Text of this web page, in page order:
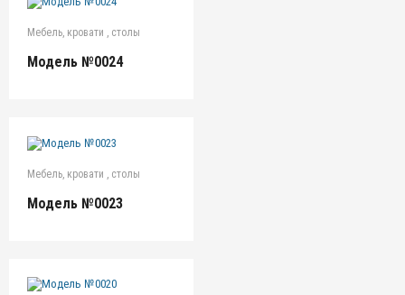
Мебель, кровати , столы
Модель №0024
Мебель, кровати , столы
Модель №0023